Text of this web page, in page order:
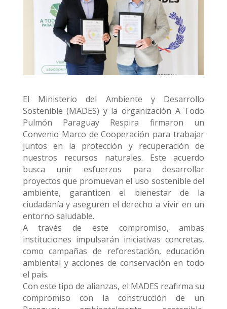
El Ministerio del Ambiente y Desarrollo
Sostenible (MADES) y la organización A Todo
Pulmón Paraguay Respira firmaron un
Convenio Marco de Cooperación para trabajar
juntos en la protección y recuperación de
nuestros recursos naturales. Este acuerdo
busca unir esfuerzos para desarrollar
proyectos que promuevan el uso sostenible del
ambiente, garanticen el bienestar de la
ciudadanía y aseguren el derecho a vivir en un
entorno saludable.
A través de este compromiso, ambas
instituciones impulsarán iniciativas concretas,
como campañas de reforestación, educación
ambiental y acciones de conservación en todo
el país.
Con este tipo de alianzas, el MADES reafirma su
compromiso con la construcción de un